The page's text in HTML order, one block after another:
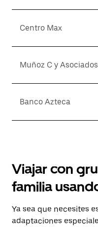
Centro Max
Muñoz C y Asociados
Banco Azteca
Viajar con
familia
Ya sea que necesites
adaptaciones